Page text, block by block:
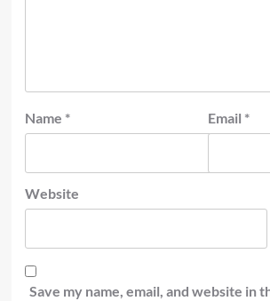
Name * Email *
Website
Save my name, email, and website in